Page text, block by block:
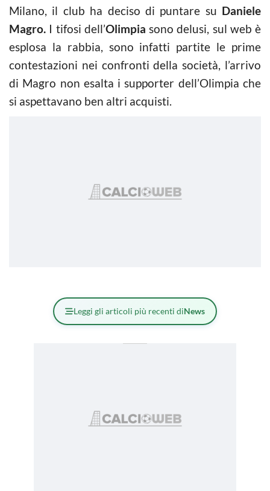
Milano, il club ha deciso di puntare su Daniele
Magro. I tifosi dell’Olimpia sono delusi, sul web è
esplosa la rabbia, sono infatti partite le prime
contestazioni nei confronti della società, l’arrivo
di Magro non esalta i supporter dell’Olimpia che
si aspettavano ben altri acquisti.
Leggi gli articoli più recenti diNews